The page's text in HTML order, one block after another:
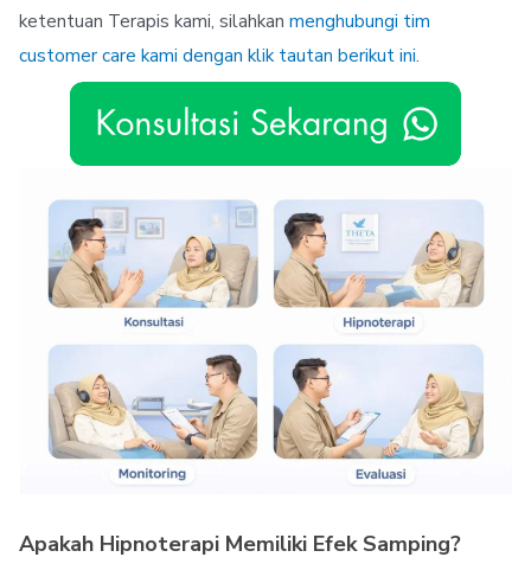
ketentuan Terapis kami, silahkanmenghubungi tim
customer care kami dengan klik tautan berikut ini.
Apakah Hipnoterapi Memiliki Efek Samping?